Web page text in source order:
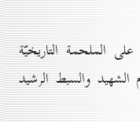
الملحمة التاريخيّة
الشهيد والسبط الرشيد